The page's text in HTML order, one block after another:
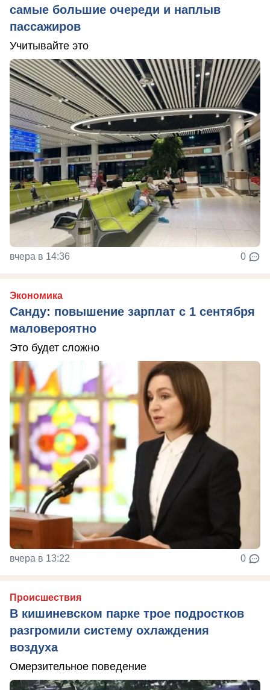
самые большие очереди и наплыв
пассажиров
Учитывайте это
вчера в 14:36 0
Экономика
Санду: повышение зарплат с 1 сентября
маловероятно
Это будет сложно
вчера в 13:22 0
Происшествия
В кишиневском парке трое подростков
разгромили систему охлаждения
воздуха
Омерзительное поведение